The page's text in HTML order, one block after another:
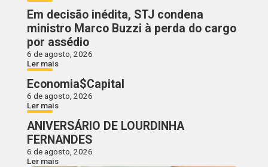
Em decisão inédita, STJ condena
ministro Marco Buzzi à perda do cargo
por assédio
6 de agosto, 2026
Ler mais
Economia$Capital
6 de agosto, 2026
Ler mais
ANIVERSÁRIO DE LOURDINHA
FERNANDES
6 de agosto, 2026
Ler mais